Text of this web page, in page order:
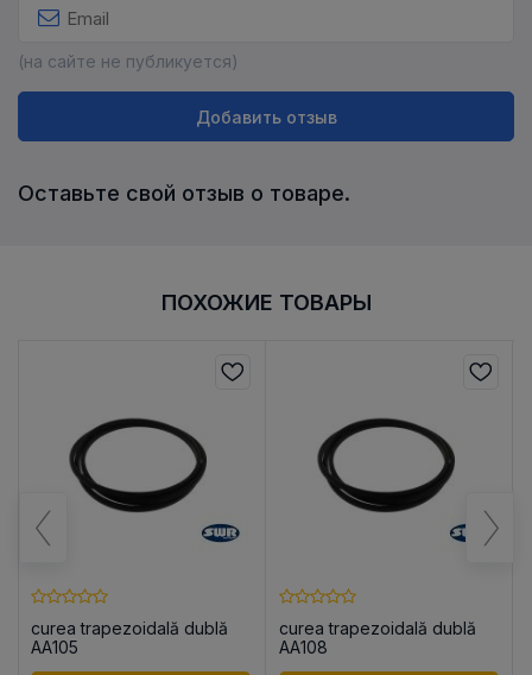
(на сайте не публикуется)
Добавить отзыв
Оставьте свой отзыв о товаре.
ПОХОЖИЕ ТОВАРЫ
curea trapezoidală dublă
AA105
curea trapezoidală dublă
AA108